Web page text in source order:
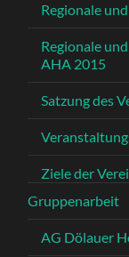
Regionale
Regionale
AHA 2015
Satzung des
Ziele der
Gruppenarbeit
AG Dölauer